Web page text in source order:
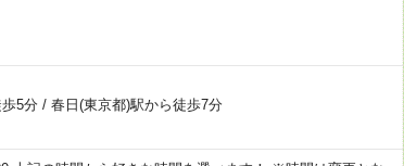
5分/ 春日(東京都)駅から徒歩7分